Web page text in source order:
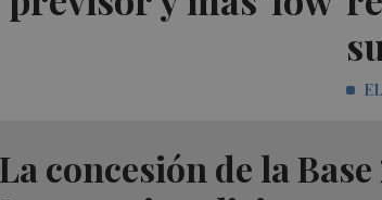
La concesión de la